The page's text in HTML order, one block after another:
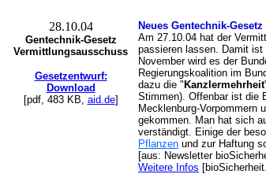
28.10.04
Gentechnik-Gesetz
Vermittlungsausschuss
Gesetzentwurf:
Download
[pdf, 483 KB, aid.de]
Neues Gentechnik-
Am 27.10.04 hat der
passieren lassen. Damit
November wird es der
Regierungskoalition im
dazu die " Kanzlermehrheit
Stimmen). Offenbar ist die
Mecklenburg-Vorpommern
gekommen. Man hat sich
verständigt. Einige der
Pflanzen und zur Haftung
[aus: Newsletter
Weitere Infos